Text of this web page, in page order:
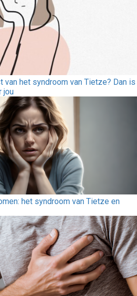
van het syndroom van Tietze? Dan is
jou
het syndroom van Tietze en